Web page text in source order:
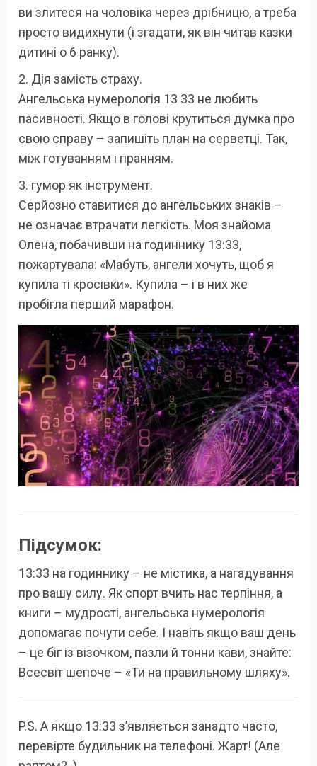
ви злитеся на чоловіка через дрібницю, а треба
просто видихнути (і згадати, як він читав казки
дитині о 6 ранку).
2. Дія замість страху.
Ангельська нумерологія 13 33 не любить
пасивності. Якщо в голові крутиться думка про
свою справу – запишіть план на серветці. Так,
між готуванням і пранням.
3. гумор як інструмент.
Серйозно ставитися до ангельських знаків –
не означає втрачати легкість. Моя знайома
Олена, побачивши на годиннику 13:33,
пожартувала: «Мабуть, ангели хочуть, щоб я
купила ті кросівки». Купила – і в них же
пробігла перший марафон.
Підсумок:
13:33 на годиннику – не містика, а нагадування
про вашу силу. Як спорт вчить нас терпіння, а
книги – мудрості, ангельська нумерологія
допомагає почути себе. І навіть якщо ваш день
– це біг із візочком, пазли й тонни кави, знайте:
Всесвіт шепоче – «Ти на правильному шляху».
P.S. А якщо 13:33 з’являється занадто часто,
перевірте будильник на телефоні. Жарт! (Але